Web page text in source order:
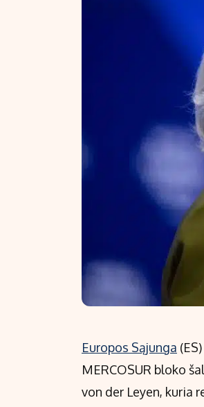
Europos Sąjunga
MERCOSUR bloko
von der Leyen, kuria